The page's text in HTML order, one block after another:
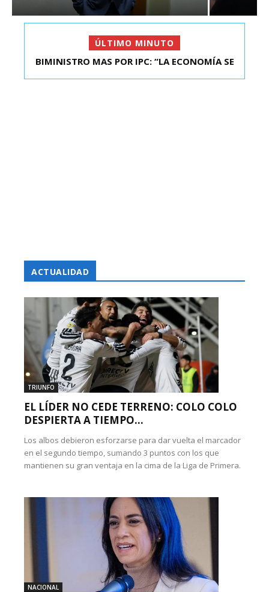
ÚLTIMO MINUTO
KAST SE REUNIÓ CON EL PRESIDENTE ELECTO DE
BIMINISTRO MAS POR IPC: “LA ECONOMÍA SE
ACTUALIDAD
TRIUNFO
EL LÍDER NO CEDE TERRENO: COLO COLO
DESPIERTA A TIEMPO...
Los albos debieron esforzarse para dar vuelta el marcador
en el segundo tiempo, sumando 3 puntos con los que
mantienen su gran ventaja en la cima de la Liga de Primera.
NACIONAL